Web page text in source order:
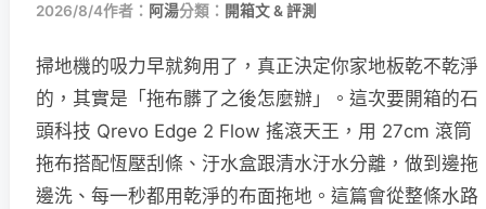
2026/8/4作者： 阿湯分類： 開箱文 & 評測
掃地機的吸力早就夠用了，真正決定你家地板乾不乾淨
的，其實是「拖布髒了之後怎麼辦」。這次要開箱的石
頭科技 Qrevo Edge 2 Flow 搖滾天王，用 27cm 滾筒
拖布搭配恆壓刮條、汙水盒跟清水汙水分離，做到邊拖
邊洗、每一秒都用乾淨的布面拖地。這篇會從整條水路